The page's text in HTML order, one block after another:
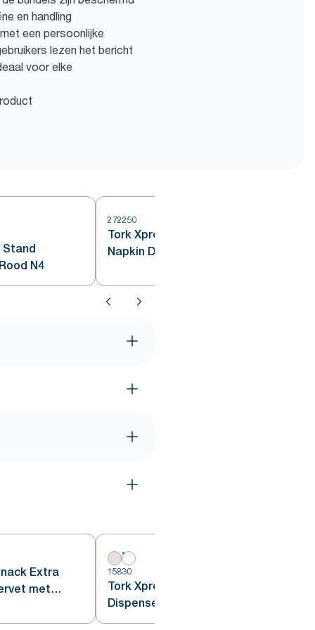
en handling
een persoonlijke
lezen het bericht
voor elke
Stand
N4
272250
Tork Xpressnap® Drive Thru
Napkin Dispenser
Extra
met
15830
Tork Xpressnap Fit®
Dispenserservet Wit N14